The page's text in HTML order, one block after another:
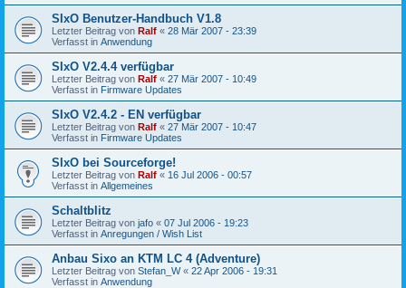
SIxO Benutzer-Handbuch V1.8
Letzter Beitrag von Ralf « 28 Mär 2007 - 23:39
Verfasst in Anwendung
SIxO V2.4.4 verfügbar
Letzter Beitrag von Ralf « 27 Mär 2007 - 10:49
Verfasst in Firmware Updates
SIxO V2.4.2 - EN verfügbar
Letzter Beitrag von Ralf « 27 Mär 2007 - 10:47
Verfasst in Firmware Updates
SIxO bei Sourceforge!
Letzter Beitrag von Ralf « 16 Jul 2006 - 00:57
Verfasst in Allgemeines
Schaltblitz
Letzter Beitrag von jafo « 07 Jul 2006 - 19:23
Verfasst in Anregungen / Wish List
Anbau Sixo an KTM LC 4 (Adventure)
Letzter Beitrag von Stefan_W« 22 Apr 2006 - 19:31
Verfasst in Anwendung